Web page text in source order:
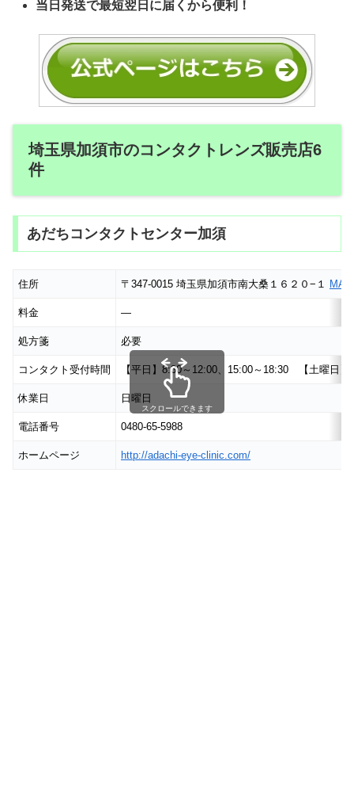
当日発送で最短翌日に届くから便利！
埼玉県加須市のコンタクトレンズ販売店6
件
あだちコンタクトセンター加須
住所 〒347-0015 埼玉県加須市南大桑１６２０−１ MAP
料金 ―
処方箋 必要
コンタクト受付時間 【平日】8:30～12:00、15:00～18:30 【土曜日】
休業日 日曜日
電話番号 0480-65-5988
ホームページ http://adachi-eye-clinic.com/
スクロールできます